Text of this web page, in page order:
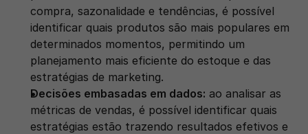
compra, sazonalidade e tendências, é possível
identificar quais produtos são mais populares em
determinados momentos, permitindo um
planejamento mais eficiente do estoque e das
estratégias de marketing.
Decisões embasadas em dados: ao analisar as
métricas de vendas, é possível identificar quais
estratégias estão trazendo resultados efetivos e